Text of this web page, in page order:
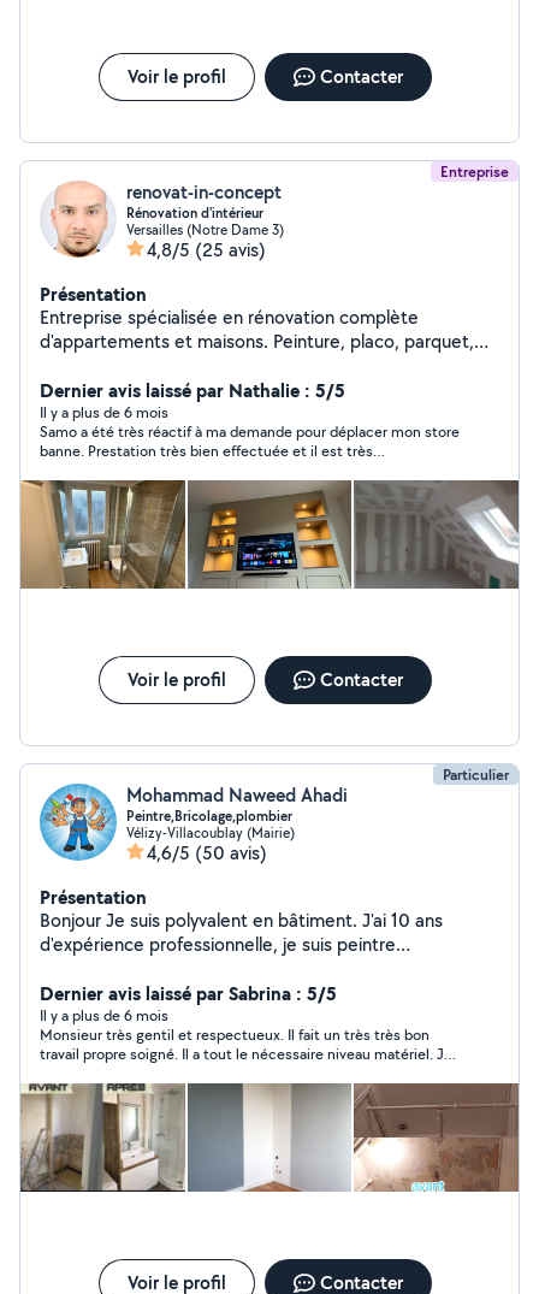
Voir le profil Contacter
Entreprise
renovat-in-concept
Rénovation d'intérieur
Versailles (Notre Dame 3)
4,8/5 (25 avis)
Présentation
Entreprise spécialisée en rénovation complète
d'appartements et maisons. Peinture, placo, parquet,
décennale. Chantier propre, devis rapide et suivi sérieux
du projet.
Dernier avis laissé par Nathalie : 5/5
Il y a plus de 6 mois
Samo a été très réactif à ma demande pour déplacer mon store
banne. Prestation très bien effectuée et il est très
Voir le profil Contacter
Particulier
Mohammad Naweed Ahadi
Peintre,Bricolage,plombier
Vélizy-Villacoublay (Mairie)
4,6/5 (50 avis)
Présentation
Bonjour Je suis polyvalent en bâtiment. J'ai 10 ans
d'expérience professionnelle, je suis peintre
pose de cuisine montage de meuble,plombier,
électricité,je fais un travail de qualité, j'essaie de rendre
mes clients satisfaits de mon travail. J'essaie de faire un
travail décent pour mes clients à bas prix. cordialement
Dernier avis laissé par Sabrina : 5/5
Il y a plus de 6 mois
Monsieur très gentil et respectueux. Il fait un très très bon
travail propre soigné. Il a tout le nécessaire niveau matériel. Je
pas d 'arnaque. Aller y les yeux fermé.
Voir le profil Contacter